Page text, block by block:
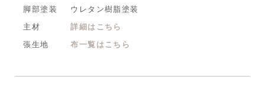
脚部塗装
ウレタン樹脂塗装
主材
詳細はこちら
張生地
布一覧はこちら